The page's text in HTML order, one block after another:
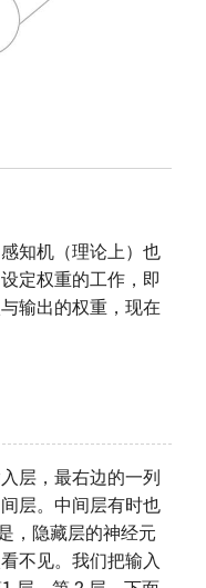
知机（理论上）也
定权重的工作，即
输出的权重，现在
层，最右边的一列
层。中间层有时也
，隐藏层的神经元
不见。我们把输入